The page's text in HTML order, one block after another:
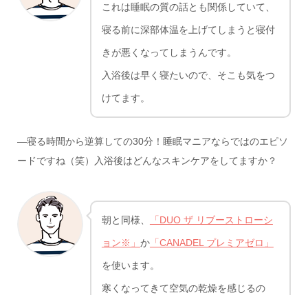
これは睡眠の質の話とも関係していて、
寝る前に深部体温を上げてしまうと寝付
きが悪くなってしまうんです。
入浴後は早く寝たいので、そこも気をつ
けてます。
―寝る時間から逆算しての30分！睡眠マニアならではのエピソ
ードですね（笑）入浴後はどんなスキンケアをしてますか？
朝と同様、 「DUO ザ リブーストローシ
ョン※」 か「CANADEL プレミアゼロ」
を使います。
寒くなってきて空気の乾燥を感じるの